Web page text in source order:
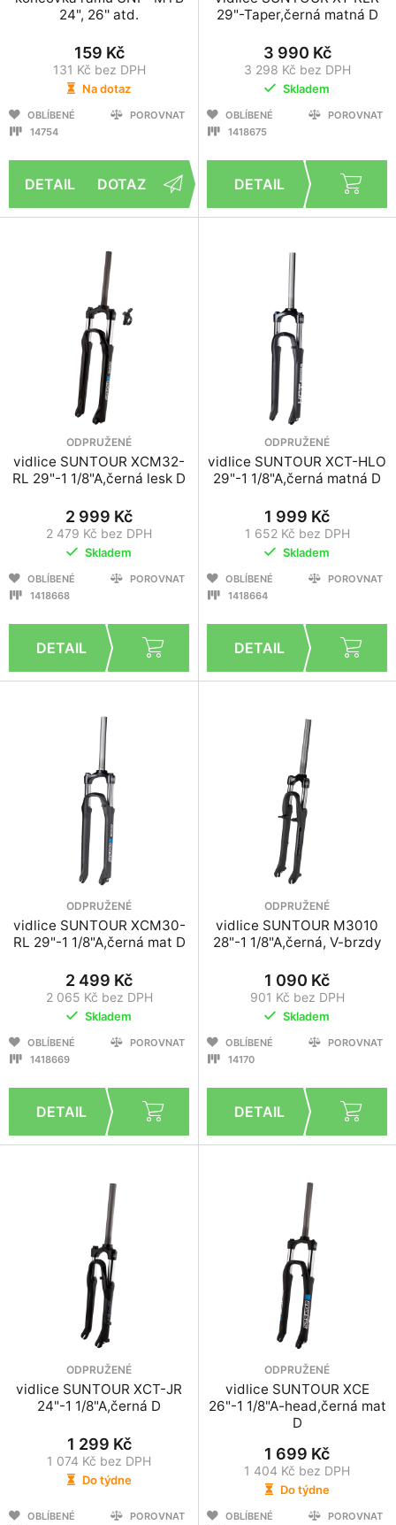
24", 26'' atd.
159 Kč
131 Kč bez DPH
Na dotaz
OBLÍBENÉ
POROVNAT
14754
DOTAZ
29"-Taper,černá matná D
3 990 Kč
3 298 Kč bez DPH
Skladem
OBLÍBENÉ
POROVNAT
1418675
ODPRUŽENÉ
vidlice SUNTOUR XCM32-
RL 29"-1 1/8"A,černá lesk D
2 999 Kč
2 479 Kč bez DPH
Skladem
OBLÍBENÉ
POROVNAT
1418668
ODPRUŽENÉ
vidlice SUNTOUR XCT-HLO
29"-1 1/8"A,černá matná D
1 999 Kč
1 652 Kč bez DPH
Skladem
OBLÍBENÉ
POROVNAT
1418664
ODPRUŽENÉ
vidlice SUNTOUR XCM30-
RL 29"-1 1/8"A,černá mat D
2 499 Kč
2 065 Kč bez DPH
Skladem
OBLÍBENÉ
POROVNAT
1418669
ODPRUŽENÉ
vidlice SUNTOUR M3010
28"-1 1/8"A,černá, V-brzdy
1 090 Kč
901 Kč bez DPH
Skladem
OBLÍBENÉ
POROVNAT
14170
ODPRUŽENÉ
vidlice SUNTOUR XCT-JR
24"-1 1/8"A,černá D
1 299 Kč
1 074 Kč bez DPH
Do týdne
OBLÍBENÉ
POROVNAT
ODPRUŽENÉ
vidlice SUNTOUR XCE
26"-1 1/8"A-head,černá mat
D
1 699 Kč
1 404 Kč bez DPH
Do týdne
OBLÍBENÉ
POROVNAT